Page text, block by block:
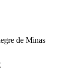
de Minas